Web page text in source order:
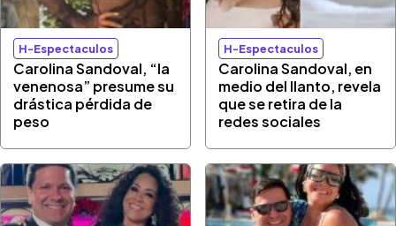
H-Espectaculos
Carolina Sandoval, “la
venenosa” presume su
drástica pérdida de
peso
H-Espectaculos
Carolina Sandoval, en
medio del llanto, revela
que se retira de la
redes sociales